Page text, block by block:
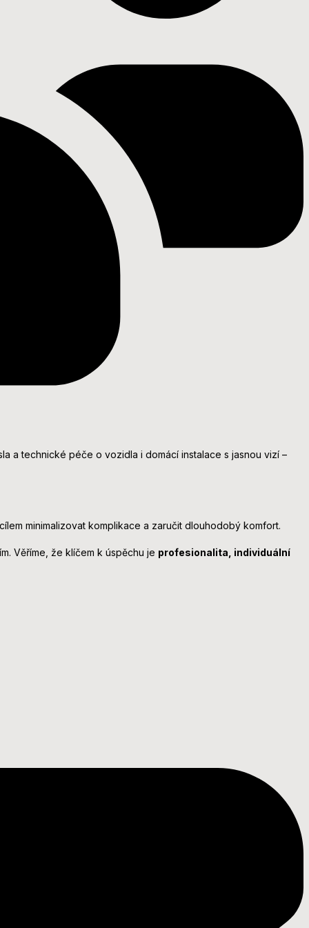
a technické péče o vozidla i domácí instalace s jasnou vizí –
minimalizovat komplikace a zaručit dlouhodobý komfort.
Věříme, že klíčem k úspěchu je profesionalita, individuální